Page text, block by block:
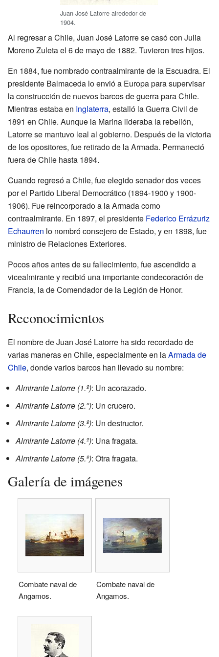
Juan José Latorre alrededor de
1904.
Al regresar a Chile, Juan José Latorre se casó con Julia
Moreno Zuleta el 6 de mayo de 1882. Tuvieron tres hijos.
En 1884, fue nombrado contraalmirante de la Escuadra. El
presidente Balmaceda lo envió a Europa para supervisar
la construcción de nuevos barcos de guerra para Chile.
Mientras estaba en Inglaterra, estalló la Guerra Civil de
1891 en Chile. Aunque la Marina lideraba la rebelión,
Latorre se mantuvo leal al gobierno. Después de la victoria
de los opositores, fue retirado de la Armada. Permaneció
fuera de Chile hasta 1894.
Cuando regresó a Chile, fue elegido senador dos veces
por el Partido Liberal Democrático (1894-1900 y 1900-
1906). Fue reincorporado a la Armada como
contraalmirante. En 1897, el presidente Federico Errázuriz
Echaurren lo nombró consejero de Estado, y en 1898, fue
ministro de Relaciones Exteriores.
Pocos años antes de su fallecimiento, fue ascendido a
vicealmirante y recibió una importante condecoración de
Francia, la de Comendador de la Legión de Honor.
Reconocimientos
El nombre de Juan José Latorre ha sido recordado de
varias maneras en Chile, especialmente en laArmada de
Chile, donde varios barcos han llevado su nombre:
Almirante Latorre (1.º): Un acorazado.
Almirante Latorre (2.º): Un crucero.
Almirante Latorre (3.º): Un destructor.
Almirante Latorre (4.º): Una fragata.
Almirante Latorre (5.º): Otra fragata.
Galería de imágenes
Combate naval de
Angamos.
Combate naval de
Angamos.